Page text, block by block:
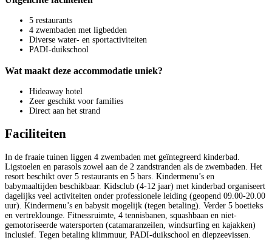
5 restaurants
4 zwembaden met ligbedden
Diverse water- en sportactiviteiten
PADI-duikschool
Wat maakt deze accommodatie uniek?
Hideaway hotel
Zeer geschikt voor families
Direct aan het strand
Faciliteiten
In de fraaie tuinen liggen 4 zwembaden met geïntegreerd kinderbad.
Ligstoelen en parasols zowel aan de 2 zandstranden als de zwembaden. Het
resort beschikt over 5 restaurants en 5 bars. Kindermenu’s en
babymaaltijden beschikbaar. Kidsclub (4-12 jaar) met kinderbad organiseert
dagelijks veel activiteiten onder professionele leiding (geopend 09.00-20.00
uur). Kindermenu’s en babysit mogelijk (tegen betaling). Verder 5 boetieks
en vertreklounge. Fitnessruimte, 4 tennisbanen, squashbaan en niet-
gemotoriseerde watersporten (catamaranzeilen, windsurfing en kajakken)
inclusief. Tegen betaling klimmuur, PADI-duikschool en diepzeevissen.